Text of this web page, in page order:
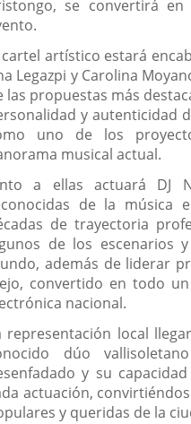
se convertirá
cartel artístico estará
Legazpi y Carolina
las propuestas más
y autenticidad
uno de los
musical actual.
a ellas actuará DJ
de la música
de trayectoria
de los escenarios
además de liderar
convertido en todo
nacional.
representación local
dúo
y su
actuación,
y queridas de la